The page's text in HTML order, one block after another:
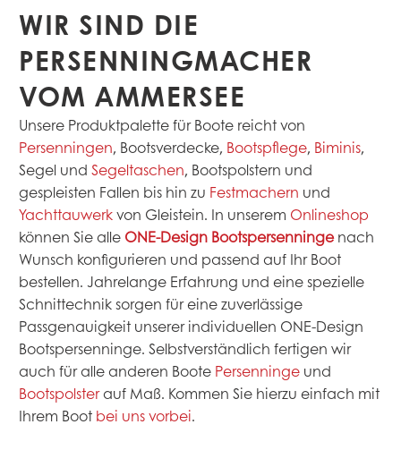
WIR SIND DIE
PERSENNINGMACHER
VOM AMMERSEE
Unsere Produktpalette für Boote reicht von
Persenningen, Bootsverdecke, Bootspflege, Biminis,
Segel und Segeltaschen, Bootspolstern und
gespleisten Fallen bis hin zu Festmachern und
Yachttauwerkvon Gleistein. In unserem Onlineshop
können Sie alle ONE-Design Bootspersenningenach
Wunsch konfigurieren und passend auf Ihr Boot
bestellen. Jahrelange Erfahrung und eine spezielle
Schnittechnik sorgen für eine zuverlässige
Passgenauigkeit unserer individuellen ONE-Design
Bootspersenninge. Selbstverständlich fertigen wir
auch für alle anderen Boote Persenninge und
Bootspolsterauf Maß. Kommen Sie hierzu einfach mit
Ihrem Boot bei uns vorbei.